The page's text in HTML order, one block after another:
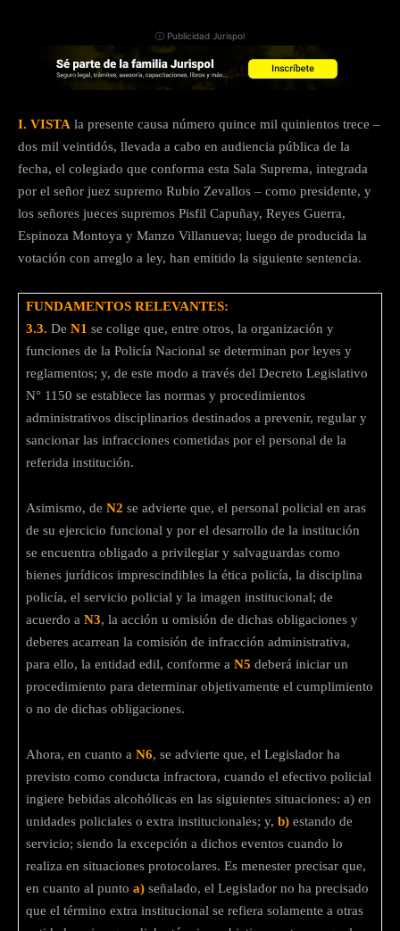
ⓘ Publicidad Jurispol
I. VISTA la presente causa número quince mil quinientos trece –
dos mil veintidós, llevada a cabo en audiencia pública de la
fecha, el colegiado que conforma esta Sala Suprema, integrada
por el señor juez supremo Rubio Zevallos – como presidente, y
los señores jueces supremos Pisfil Capuñay, Reyes Guerra,
Espinoza Montoya y Manzo Villanueva; luego de producida la
votación con arreglo a ley, han emitido la siguiente sentencia.
FUNDAMENTOS RELEVANTES:
3.3. De N1 se colige que, entre otros, la organización y
funciones de la Policía Nacional se determinan por leyes y
reglamentos; y, de este modo a través del Decreto Legislativo
N° 1150 se establece las normas y procedimientos
administrativos disciplinarios destinados a prevenir, regular y
sancionar las infracciones cometidas por el personal de la
referida institución.
Asimismo, de N2 se advierte que, el personal policial en aras
de su ejercicio funcional y por el desarrollo de la institución
se encuentra obligado a privilegiar y salvaguardas como
bienes jurídicos imprescindibles la ética policía, la disciplina
policía, el servicio policial y la imagen institucional; de
acuerdo a N3, la acción u omisión de dichas obligaciones y
deberes acarrean la comisión de infracción administrativa,
para ello, la entidad edil, conforme a N5 deberá iniciar un
procedimiento para determinar objetivamente el cumplimiento
o no de dichas obligaciones.
Ahora, en cuanto a N6, se advierte que, el Legislador ha
previsto como conducta infractora, cuando el efectivo policial
ingiere bebidas alcohólicas en las siguientes situaciones: a) en
unidades policiales o extra institucionales; y, b) estando de
servicio; siendo la excepción a dichos eventos cuando lo
realiza en situaciones protocolares. Es menester precisar que,
en cuanto al punto a) señalado, el Legislador no ha precisado
que el término extra institucional se refiera solamente a otras